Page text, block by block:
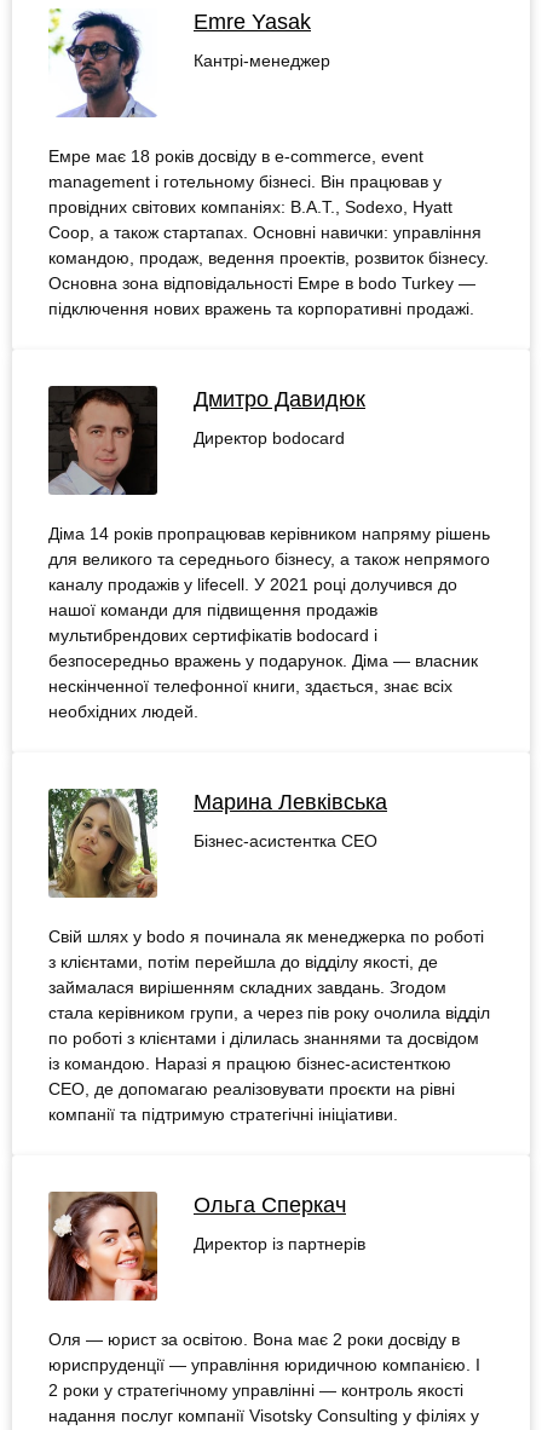
Emre Yasak
Кантрі-менеджер
Емре має 18 років досвіду в e-commerce, event
management і готельному бізнесі. Він працював у
провідних світових компаніях: B.A.T., Sodexo, Hyatt
Coop, а також стартапах. Основні навички: управління
командою, продаж, ведення проектів, розвиток бізнесу.
Основна зона відповідальності Емре в bodo Turkey —
підключення нових вражень та корпоративні продажі.
Дмитро Давидюк
Директор bodocard
Діма 14 років пропрацював керівником напряму рішень
для великого та середнього бізнесу, а також непрямого
каналу продажів у lifecell. У 2021 році долучився до
нашої команди для підвищення продажів
мультибрендових сертифікатів bodocard і
безпосередньо вражень у подарунок. Діма — власник
нескінченної телефонної книги, здається, знає всіх
необхідних людей.
Марина Левківська
Бізнес-асистентка СЕО
Свій шлях у bodo я починала як менеджерка по роботі
з клієнтами, потім перейшла до відділу якості, де
займалася вирішенням складних завдань. Згодом
стала керівником групи, а через пів року очолила відділ
по роботі з клієнтами і ділилась знаннями та досвідом
із командою. Наразі я працюю бізнес-асистенткою
СЕО, де допомагаю реалізовувати проєкти на рівні
компанії та підтримую стратегічні ініціативи.
Ольга Сперкач
Директор із партнерів
Оля — юрист за освітою. Вона має 2 роки досвіду в
юриспруденції — управління юридичною компанією. І
2 роки у стратегічному управлінні — контроль якості
надання послуг компанії Visotsky Consulting у філіях у